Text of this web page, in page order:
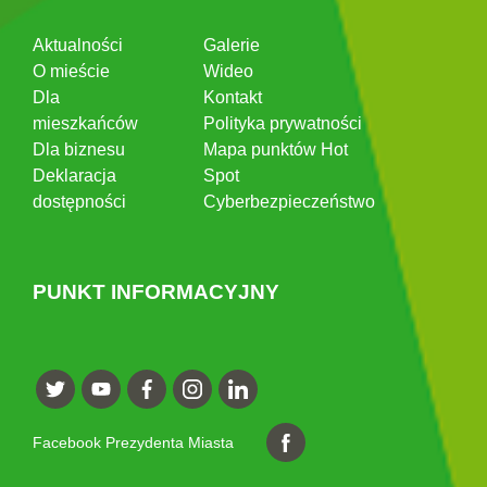
Aktualności
O mieście
Dla
mieszkańców
Dla biznesu
Deklaracja
dostępności
Galerie
Wideo
Kontakt
Polityka prywatności
Mapa punktów Hot
Spot
Cyberbezpieczeństwo
PUNKT INFORMACYJNY
Facebook Prezydenta Miasta